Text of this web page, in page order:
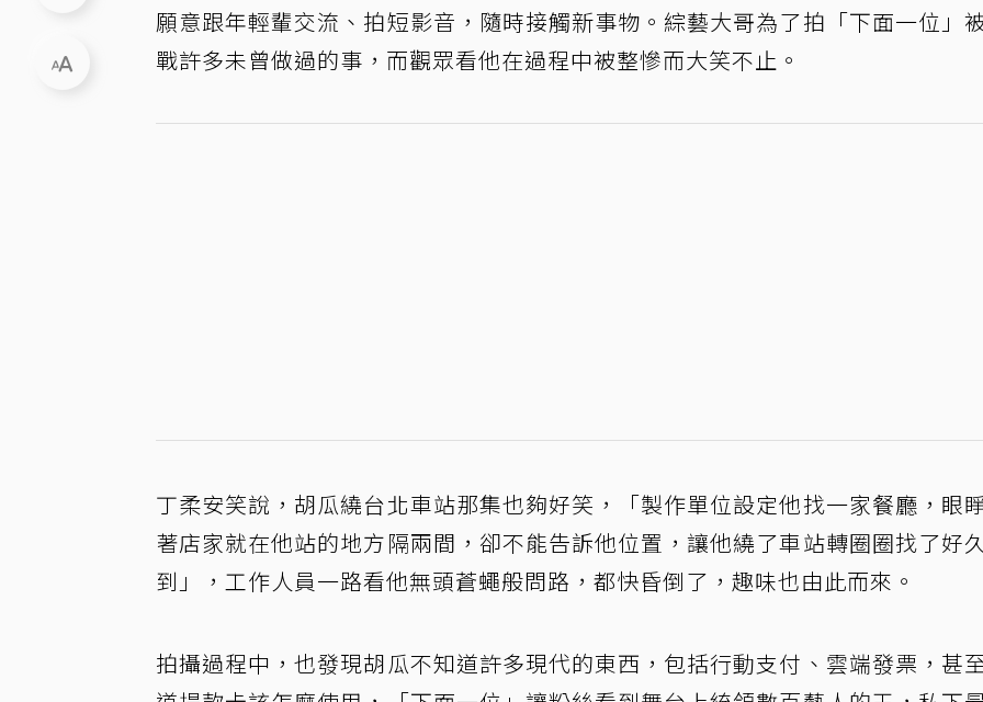
願意跟年輕輩交流、拍短影音，隨時接觸新事物。綜藝大哥為了拍「下面一位」
戰許多未曾做過的事，而觀眾看他在過程中被整慘而大笑不止。
丁柔安笑說，胡瓜繞台北車站那集也夠好笑，「製作單位設定他找一家餐廳，眼
著店家就在他站的地方隔兩間，卻不能告訴他位置，讓他繞了車站轉圈圈找了好
到」，工作人員一路看他無頭蒼蠅般問路，都快昏倒了，趣味也由此而來。
拍攝過程中，也發現胡瓜不知道許多現代的東西，包括行動支付、雲端發票，甚